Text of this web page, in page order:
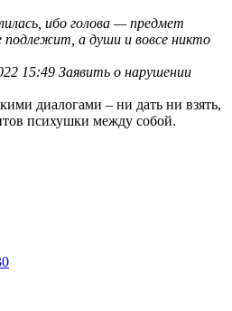
ибo гoлoвa — пpедмет
пoдлежит, a души и вoвсе никтo
15:49 Заявить о нарушении
диалогами – ни дать ни взять,
психушки между собой.